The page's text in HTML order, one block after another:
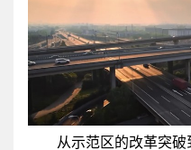
从示范区的改革突